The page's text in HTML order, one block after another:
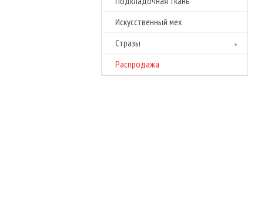
Искусственный мех
Cтразы
Распродажа